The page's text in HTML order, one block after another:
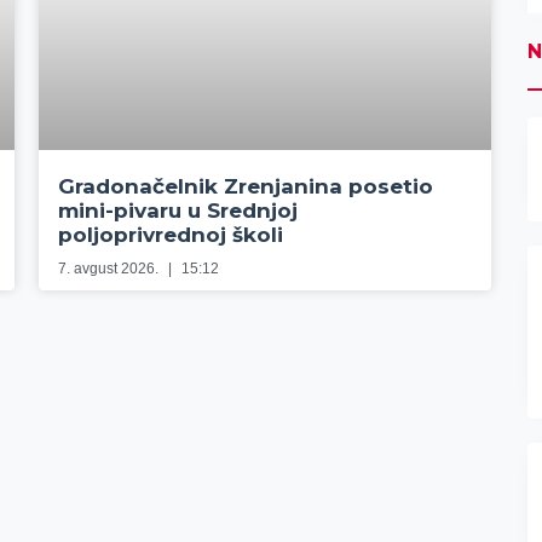
Gradonačelnik Zrenjanina posetio
mini-pivaru u Srednjoj
poljoprivrednoj školi
7. avgust 2026. 15:12